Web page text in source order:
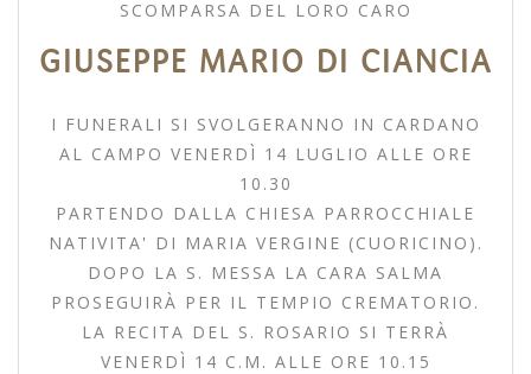
SCOMPARSA DEL LORO CARO
GIUSEPPE MARIO DI CIANCIA
I FUNERALI SI SVOLGERANNO IN CARDANO
AL CAMPO VENERDÌ 14 LUGLIO ALLE ORE
10.30
PARTENDO DALLA CHIESA PARROCCHIALE
NATIVITA' DI MARIA VERGINE (CUORICINO).
DOPO LA S. MESSA LA CARA SALMA
PROSEGUIRÀ PER IL TEMPIO CREMATORIO.
LA RECITA DEL S. ROSARIO SI TERRÀ
VENERDÌ 14 C.M. ALLE ORE 10.15